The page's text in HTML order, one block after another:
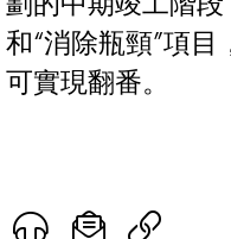
和“消除瓶頸”項
可實現翻番。